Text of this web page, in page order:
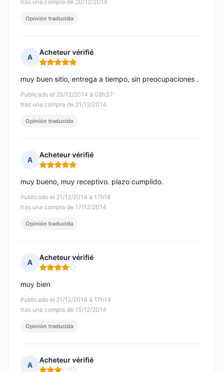
tras una compra de 20/12/2014
Opinión traducida
A
Acheteur vérifié
Nota: 5 de 5
Publicado el 25/12/2014 à 08h37
tras una compra de 21/12/2014
muy buen sitio, entrega a tiempo, sin preocupaciones .
Opinión traducida
A
Acheteur vérifié
Nota: 5 de 5
Publicado el 21/12/2014 à 17h18
tras una compra de 17/12/2014
muy bueno, muy receptivo. plazo cumplido.
Opinión traducida
A
Acheteur vérifié
Nota: 4 de 5
Publicado el 21/12/2014 à 17h14
tras una compra de 15/12/2014
muy bien
Opinión traducida
A
Acheteur vérifié